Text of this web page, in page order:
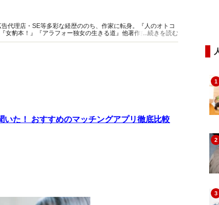
代理店・SE等多彩な経歴ののち、作家に転身。『人のオトコ
女豹本！』『アラフォー独女の生きる道』他著作多数。Web、
...続きを読む
いた！ おすすめのマッチングアプリ徹底比較
1
2
3